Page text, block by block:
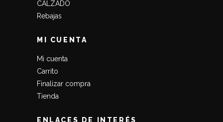
CALZADO
Rebajas
MI CUENTA
Mi cuenta
Carrito
Finalizar compra
Tienda
ENLACES DE INTERÉS